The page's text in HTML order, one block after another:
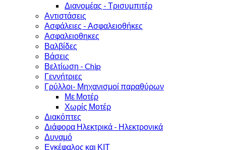
Διανομέας - Τρισυμπιτέρ
Αντιστάσεις
Ασφάλειες - Ασφαλειοθήκες
Ασφαλειοθηκες
Βαλβίδες
Βάσεις
Βελτίωση - Chip
Γεννήτριες
Γρύλλοι- Μηχανισμοί παραθύρων
Με Μοτέρ
Χωρίς Μοτέρ
Διακόπτες
Διάφορα Ηλεκτρικά - Ηλεκτρονικά
Δυναμό
Εγκέφαλος και ΚΙΤ